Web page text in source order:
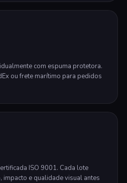
com espuma protetora.
ou frete marítimo para pedidos
ISO 9001. Cada lote
impacto e qualidade visual antes